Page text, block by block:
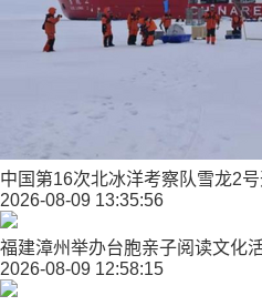
中国第16次北冰洋考察队雪龙2
2026-08-09 13:35:56
福建漳州举办台胞亲子阅读文化
2026-08-09 12:58:15